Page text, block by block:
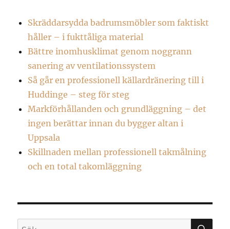
Skräddarsydda badrumsmöbler som faktiskt
håller – i fukttåliga material
Bättre inomhusklimat genom noggrann
sanering av ventilationssystem
Så går en professionell källardränering till i
Huddinge – steg för steg
Markförhållanden och grundläggning – det
ingen berättar innan du bygger altan i
Uppsala
Skillnaden mellan professionell takmålning
och en total takomläggning
Sök